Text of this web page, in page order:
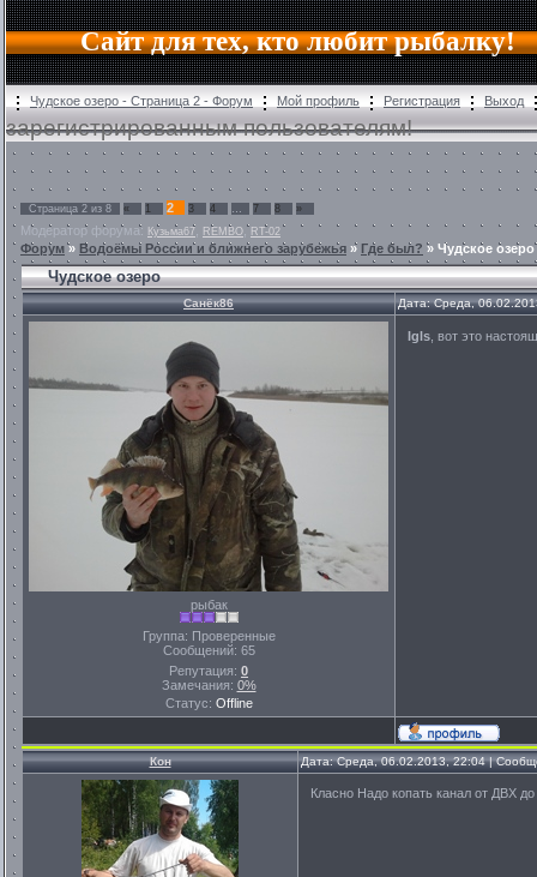
Сайт для тех, кто любит рыбалку!
Чудское озеро - Страница 2 - Форум Мой профиль Регистрация Выход
зарегистрированным пользователям!
Страница 2 из 8 « 1 2 3 4 … 7 8 »
Модератор форума: Кузьма67 REMBO , RT-02
Форум» Водоёмы России и ближнего зарубежья » Где был? » Чудское озеро
Чудское озеро
Санёк86 Дата: Среда,
рыбак
Группа: Проверенные
Сообщений: 65
Репутация: 0
Замечания: 0%
Статус: Offline
Igls , вот это
Кон Дата: Среда, 06.02.2013, 22:04 |
Класно Надо копать канал от ДВХ